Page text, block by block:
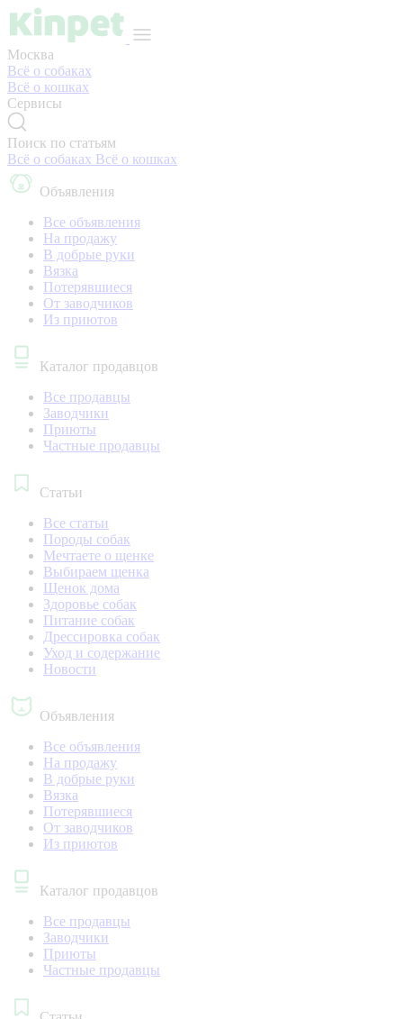
Москва
Всё о собаках
Всё о кошках
Сервисы
Поиск по статьям
Всё о собаках Всё о кошках
Объявления
Все объявления
На продажу
В добрые руки
Вязка
Потерявшиеся
От заводчиков
Из приютов
Каталог продавцов
Все продавцы
Заводчики
Приюты
Частные продавцы
Статьи
Все статьи
Породы собак
Мечтаете о щенке
Выбираем щенка
Щенок дома
Здоровье собак
Питание собак
Дрессировка собак
Уход и содержание
Новости
Объявления
Все объявления
На продажу
В добрые руки
Вязка
Потерявшиеся
От заводчиков
Из приютов
Каталог продавцов
Все продавцы
Заводчики
Приюты
Частные продавцы